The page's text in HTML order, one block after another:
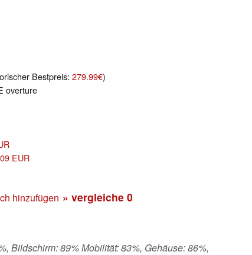
Bestpreis: 279.99€)
overture
EUR
hinzufügen » vergleiche 0
Bildschirm: 89% Mobilität: 83%, Gehäuse: 86%,